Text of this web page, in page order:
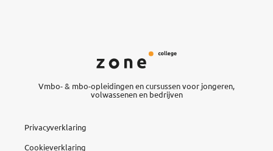
Vmbo- & mbo-opleidingen en cursussen voor jongeren,
volwassenen en bedrijven
Privacyverklaring
Cookieverklaring